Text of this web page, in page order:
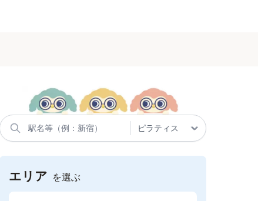
エリア を選ぶ